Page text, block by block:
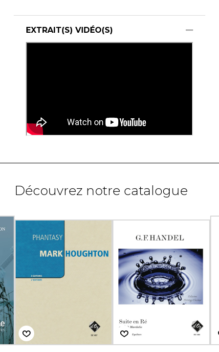
EXTRAIT(S) VIDÉO(S)
Découvrez notre catalogue